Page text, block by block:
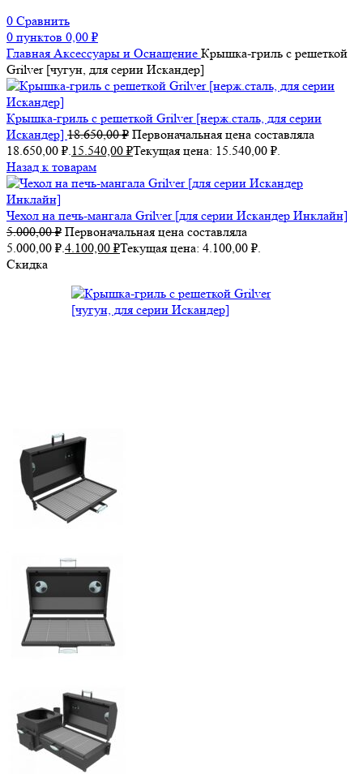
0 Сравнить
0 пунктов 0,00 ₽
Главная Аксессуары и Оснащение Крышка-гриль с решеткой
Grilver [чугун, для серии Искандер]
Крышка-гриль с решеткой Grilver [нерж.сталь, для серии
Искандер] 18.650,00₽ Первоначальная цена составляла
18.650,00 ₽. 15.540,00 ₽Текущая цена: 15.540,00 ₽.
Назад к товарам
Чехол на печь-мангала Grilver [для серии Искандер Инклайн]
5.000,00₽ Первоначальная цена составляла
5.000,00 ₽. 4.100,00 ₽Текущая цена: 4.100,00 ₽.
Скидка